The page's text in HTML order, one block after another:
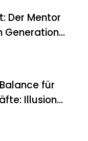
pro
– und
schafft
August 2026
zählt: Wie
Spezialist
Der Mentor
Generation
für
Illusion